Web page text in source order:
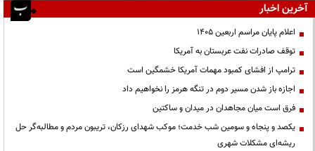
آخرین اخبار
اعلام پایان مراسم اربعین ۱۴۰۵
توقف صادرات نفت عربستان به آمریکا
ترامپ از افشای کمبود مهمات آمریکا خشمگین است
اجازه باز شدن مسیر دوم در تنگه هرمز را نخواهیم داد
فرق است میان مجاهدان در میدان و ساکتین
یکصد و پنجاه و سومین شب خدمت؛ موکب شهدای رزکان، تریبون مردم و مطالبه‌گر حل
ریشه‌ای مشکلات شهری